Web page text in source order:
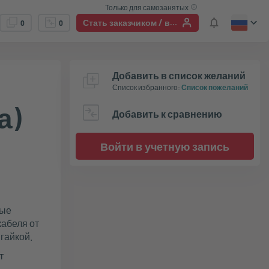
0 0 Стать заказчиком / войти в учетную запись
Только для самозанятых
от
Добавить в список желаний
Список избранного:Список пожеланий
Добавить к сравнению
Войти в учетную запись